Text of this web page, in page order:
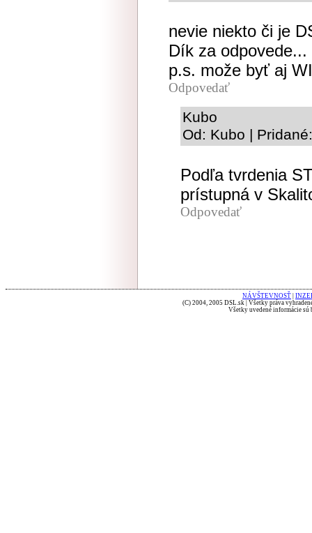
nevie niekto či je
Dík za odpovede...
p.s. može byť aj
Odpovedať
Kubo
Od: Kubo |
Podľa tvrdenia
prístupná v
Odpovedať
NÁVŠTEVNOSŤ
(C) 2004, 2005 DSL.sk | Všetky práva
Všetky uvedené informácie sú